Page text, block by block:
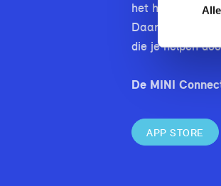
het
Daarmee kun
die je helpen
De MINI
APP STORE